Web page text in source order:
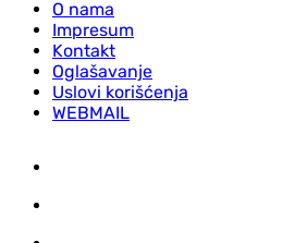
O nama
Impresum
Kontakt
Oglašavanje
Uslovi korišćenja
WEBMAIL